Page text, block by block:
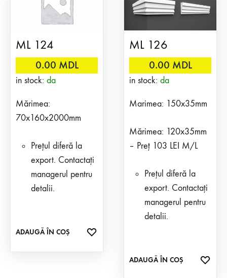
ML 124
0.00 MDL
in stock: da
Mărimea:
70x160x2000mm
Prețul diferă la
export. Contactați
managerul pentru
detalii.
ADAUGĂ ÎN COȘ
ML 126
0.00 MDL
in stock: da
Marimea: 150x35mm
Mărimea: 120x35mm
– Preț 103 LEI M/L
Prețul diferă la
export. Contactați
managerul pentru
detalii.
ADAUGĂ ÎN COȘ